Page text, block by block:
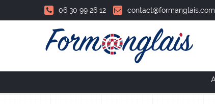
06 30 99 26 12 contact@formanglais.com